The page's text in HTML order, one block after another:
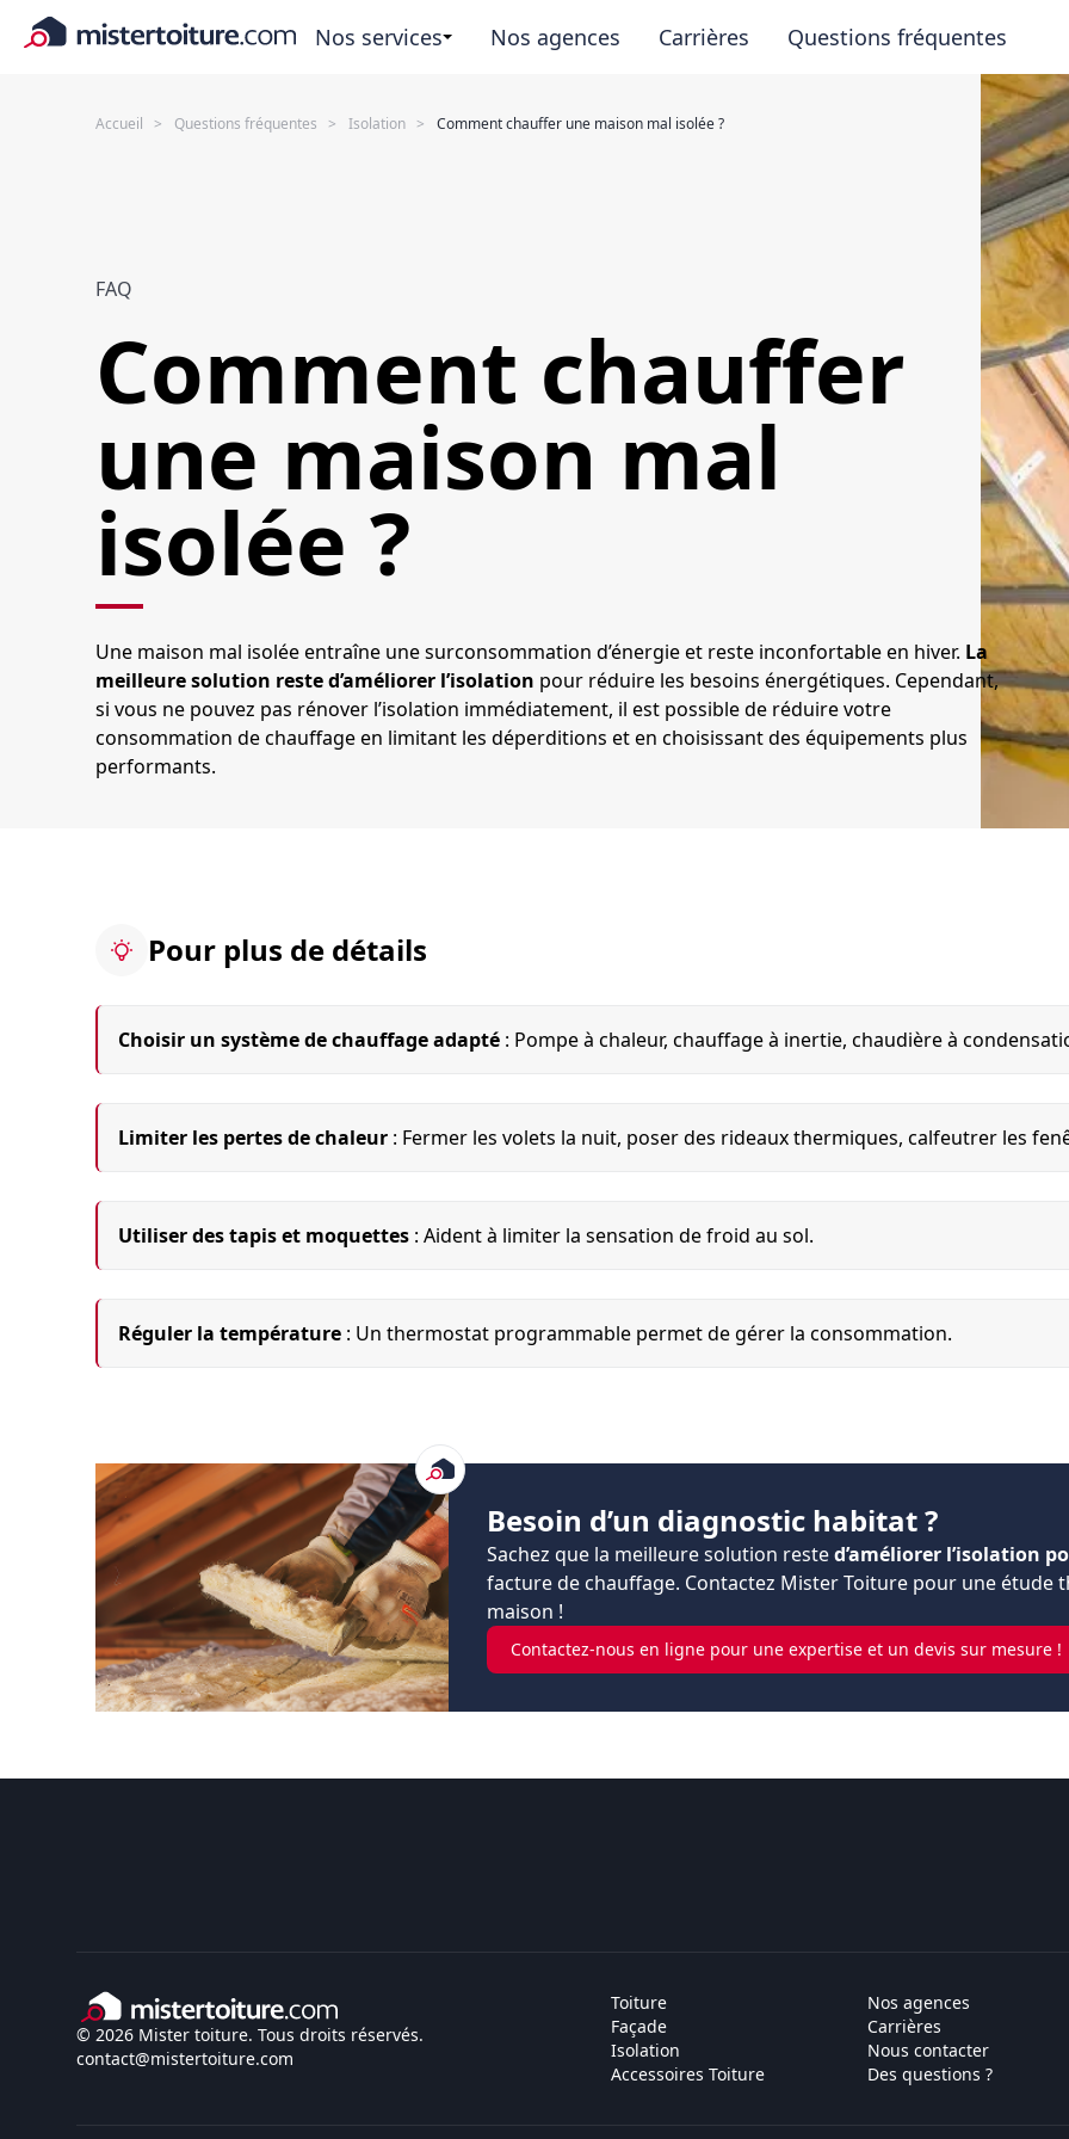
Nos services Nos agences Carrières Questions fréquentes
Accueil Questions fréquentes Isolation Comment chauffer une maison mal isolée ?
FAQ
Comment chauffer
une maison mal
isolée ?
Une maison mal isolée entraîne une surconsommation d’énergie et reste inconfortable en hiver. La
meilleure solution reste d’améliorer l’isolation pour réduire les besoins énergétiques. Cependant,
si vous ne pouvez pas rénover l’isolation immédiatement, il est possible de réduire votre
consommation de chauffage en limitant les déperditions et en choisissant des équipements plus
performants.
Pour plus de détails
Choisir un système de chauffage adapté : Pompe à chaleur, chauffage à inertie, chaudière à
Limiter les pertes de chaleur : Fermer les volets la nuit, poser des rideaux thermiques, calfeutrer les
Utiliser des tapis et moquettes : Aident à limiter la sensation de froid au sol.
Réguler la température : Un thermostat programmable permet de gérer la consommation.
Besoin d’un diagnostic habitat ?
Sachez que la meilleure solution rested’améliorer l’isolation
facture de chauffage. Contactez Mister Toiture pour une étude
maison !
Contactez-nous en ligne pour une expertise et un devis sur mesure !
© 2026 Mister toiture. Tous droits réservés.
contact@mistertoiture.com
Toiture
Façade
Isolation
Accessoires Toiture
Nos agences
Carrières
Nous contacter
Des questions ?